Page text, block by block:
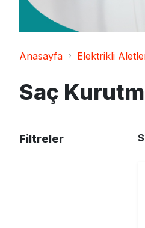
Ahşap ve Mobilya
Temizleyici
Temizlik Bezleri
Galoş Bone ve Önlük
Diğer
Anasayfa Elektrikli
Saç
Filtreler